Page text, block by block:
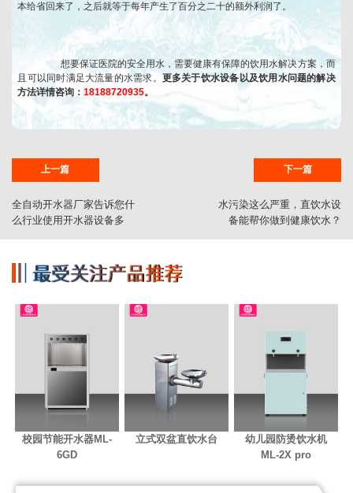
本给省回来了，之后就等于每年产生了百分之二十的额外利润了。
想要保证医院的安全用水，需要健康有保障的饮用水解决方案，而
且可以同时满足大流量的水需求。 更多关于饮水设备以及饮用水问题的解决
方法详情咨询：18188720935。
上一篇
全自动开水器厂家告诉您什
么行业使用开水器设备多
下一篇
水污染这么严重，直饮水设
备能帮你做到健康饮水？
校园节能开水器ML-
6GD
立式双盆直饮水台
幼儿园防烫饮水机
ML-2X pro